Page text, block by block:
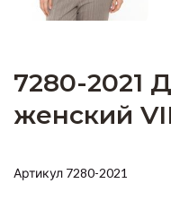
7280-2021
женский
Артикул 7280-2021